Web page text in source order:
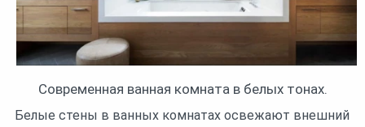
Современная ванная комната в белых тонах.
Белые стены в ванных комнатах освежают внешний